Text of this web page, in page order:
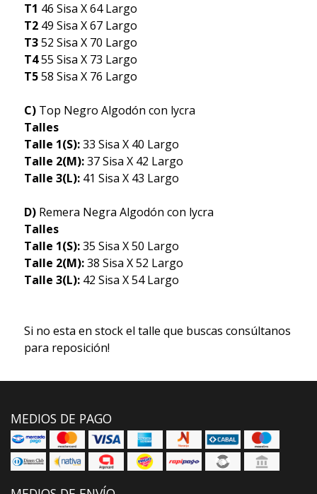
T1 46 Sisa X 64 Largo
T249 Sisa X 67 Largo
T352 Sisa X 70 Largo
T455 Sisa X 73 Largo
T558 Sisa X 76 Largo
C)Top Negro Algodón con lycra
Talles
Talle 1(S):33 Sisa X 40 Largo
Talle 2(M):37 Sisa X 42 Largo
Talle 3(L):41 Sisa X 43 Largo
D)Remera Negra Algodón con lycra
Talles
Talle 1(S):35 Sisa X 50 Largo
Talle 2(M):38 Sisa X 52 Largo
Talle 3(L):42 Sisa X 54 Largo
Si no esta en stock el talle que buscas consúltanos
para reposición!
MEDIOS DE PAGO